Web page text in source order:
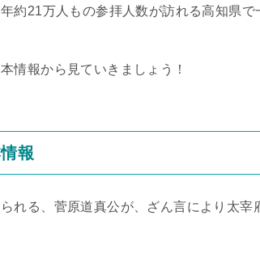
約21万人もの参拝人数が訪れる高知県で
情報から見ていきましょう！
報
れる、菅原道真公が、ざん言により太